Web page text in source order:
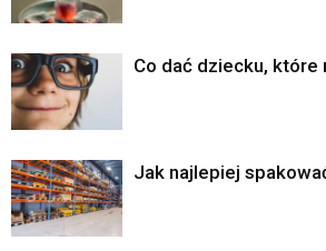
Co dać dziecku, które
Jak najlepiej